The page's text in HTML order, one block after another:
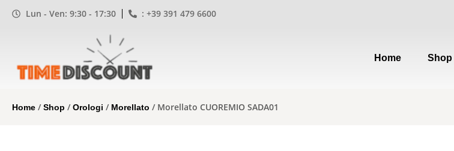
Lun - Ven: 9:30 - 17:30 : +39 391 479 6600
Home Shop
Home /Shop /Orologi / Morellato / Morellato CUOREMIO SADA01